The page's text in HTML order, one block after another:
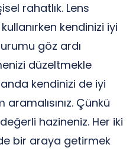
rahatlık. Lens
kendinizi iyi
göz ardı
düzeltmekle
kendinizi de iyi
Çünkü
hazineniz. Her iki
bir araya getirmek